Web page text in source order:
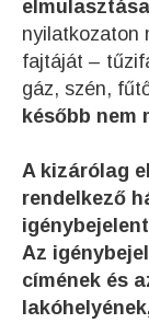
nyilatkozaton
fajtáját –
gáz, szén,
később nem
A kizárólag
rendelkező
Az
címének és